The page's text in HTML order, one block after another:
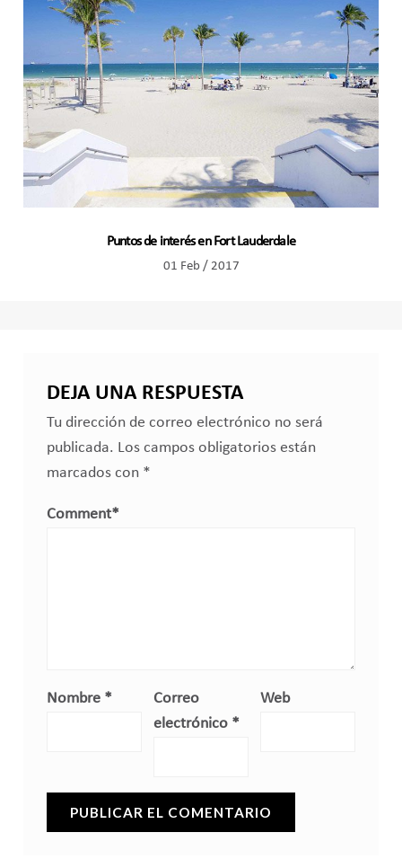
Puntos de interés en Fort Lauderdale
01 Feb / 2017
DEJA UNA RESPUESTA
Tu dirección de correo electrónico no será
publicada. Los campos obligatorios están
marcados con *
Comment*
Nombre *
Correo
electrónico *
Web